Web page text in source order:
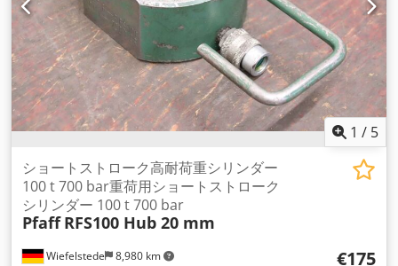
1 / 5
Wiefelstede 8,980 km
ショートストローク高耐荷重シリンダー
100 t 700 bar重荷用ショートストローク
シリンダー 100 t 700 bar
Pfaff RFS100 Hub 20 mm
€175